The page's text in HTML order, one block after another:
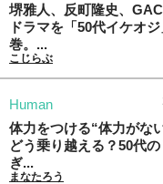
堺雅人、反町隆史、
ドラマを「50代イケオ
巻。...
こじらぶ
Human
体力をつける“体力がな
どう乗り越える？50代
ぎ...
まなたろう